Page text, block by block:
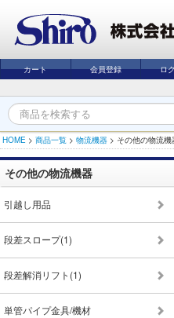
カート 会員登録 ロ
HOME > 商品一覧 > 物流機器 > その他の物流機
その他の物流機器
引越し用品
段差スロープ(1)
段差解消リフト(1)
単管パイプ金具/機材